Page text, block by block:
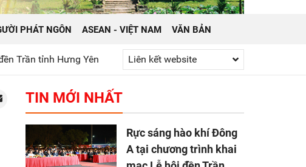
PHÁT NGÔN ASEAN - VIỆT NAM VĂN BẢN
Yên năm 2026 Phát huy truyền thống “Uống nước nhớ nguồn”
Liên kết website
TIN MỚI NHẤT
Rực sáng hào khí Đông
A tại chương trình khai